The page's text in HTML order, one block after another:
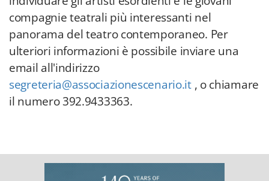
compagnie teatrali più interessanti nel
panorama del teatro contemporaneo. Per
ulteriori informazioni è possibile inviare una
email all'indirizzo
segreteria@associazionescenario.it, o chiamare
il numero 392.9433363.